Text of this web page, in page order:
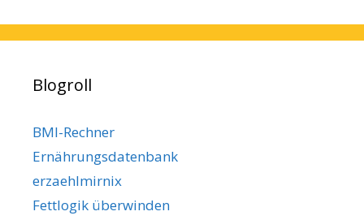
Blogroll
BMI-Rechner
Ernährungsdatenbank
erzaehlmirnix
Fettlogik überwinden